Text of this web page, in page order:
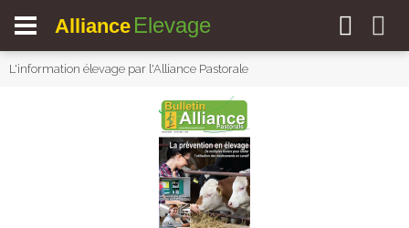
Alliance Elevage
L'information élevage par l'Alliance Pastorale